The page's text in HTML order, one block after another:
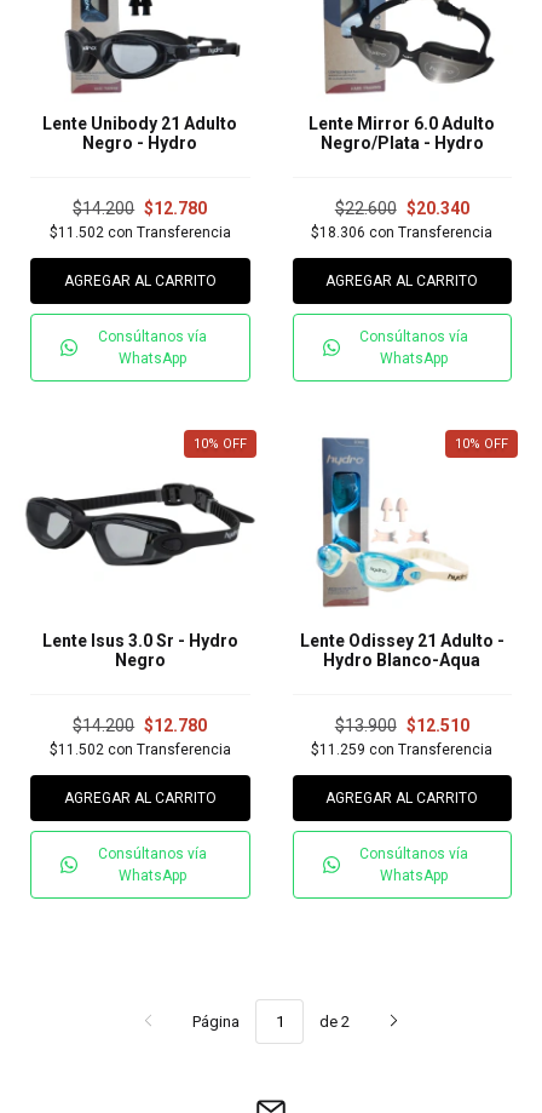
Lente Unibody 21 Adulto
Negro - Hydro
$14.200 $12.780
$11.502 con Transferencia
AGREGAR AL CARRITO
Consúltanos vía
WhatsApp
Lente Mirror 6.0 Adulto
Negro/Plata - Hydro
$22.600 $20.340
$18.306con Transferencia
AGREGAR AL CARRITO
Consúltanos vía
WhatsApp
10% OFF
Lente Isus 3.0 Sr - Hydro
Negro
$14.200 $12.780
$11.502 con Transferencia
AGREGAR AL CARRITO
Consúltanos vía
WhatsApp
10% OFF
Lente Odissey 21 Adulto -
Hydro Blanco-Aqua
$13.900 $12.510
$11.259con Transferencia
AGREGAR AL CARRITO
Consúltanos vía
WhatsApp
Página de 2